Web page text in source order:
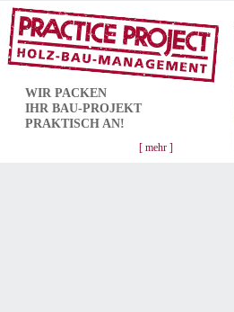
WIR PACKEN
IHR BAU-PROJEKT
PRAKTISCH AN!
[ mehr ]